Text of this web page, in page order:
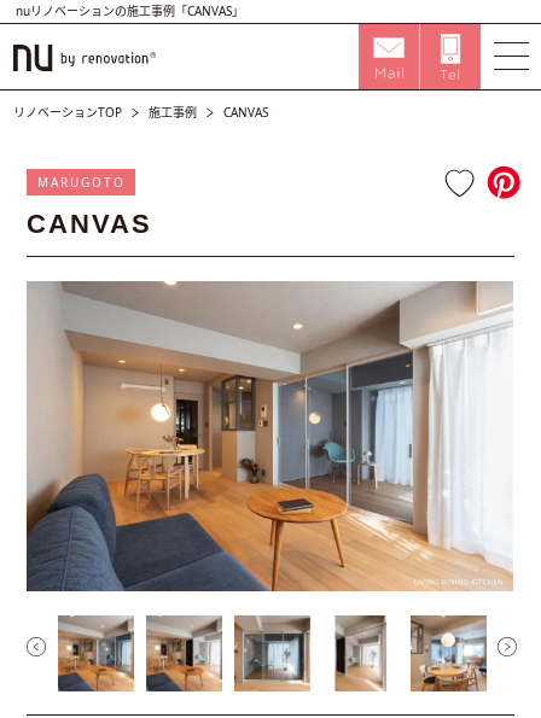
nuリノベーションの施工事例「CANVAS」
リノベーションTOP 施工事例 CANVAS
MARUGOTO
CANVAS